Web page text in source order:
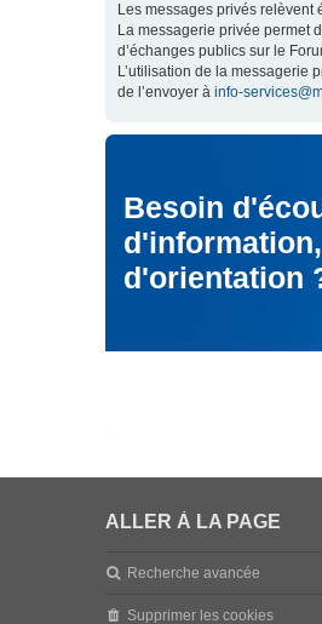
Les messages privés
La messagerie privée permet
d’échanges publics sur le
L’utilisation de la messagerie
de l’envoyer à info-
Besoin
d'information,
d'orientation
ALLER À LA PAGE
Recherche avancée
Supprimer les cookies